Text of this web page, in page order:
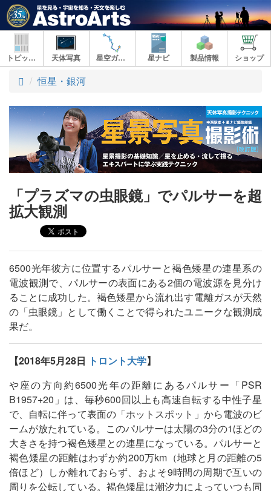
トピックス 天体写真 星空ガイド 星ナビ 製品情報 ショップ
ト
プ
恒星・銀河
「プラズマの虫眼鏡」でパルサーを超
拡大観測
6500光年彼方に位置するパルサーと褐色矮星の連星系の
電波観測で、パルサーの表面にある2個の電波源を見分け
ることに成功した。褐色矮星から流れ出す電離ガスが天然
の「虫眼鏡」として働くことで得られたユニークな観測成
果だ。
【2018年5月28日 トロント大学】
や座の方向約6500光年の距離にあるパルサー「PSR
B1957+20」は、毎秒600回以上も高速自転する中性子星
で、自転に伴って表面の「ホットスポット」から電波のビ
ームが放たれている。このパルサーは太陽の3分の1ほどの
大きさを持つ褐色矮星との連星になっている。パルサーと
褐色矮星の距離はわずか約200万km（地球と月の距離の5
倍ほど）しか離れておらず、およそ9時間の周期で互いの
周りを公転している。褐色矮星は潮汐力によっていつも同